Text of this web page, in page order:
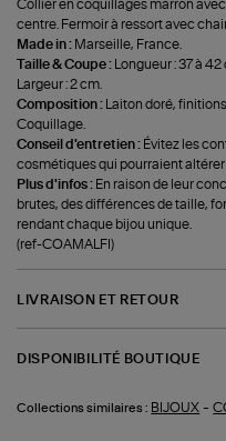
Collier en coquillages marron
centre. Fermoir à ressort avec
Made in : Marseille, France.
Taille & Coupe :
Longueur : 37 à 42
Largeur : 2 cm.
Composition :
Laiton doré,
Coquillage.
Conseil d'entretien : Évitez les
cosmétiques qui pourraient altérer
Plus d'infos : En raison de leur
brutes, des différences de taille,
rendant chaque bijou unique.
(ref-COAMALFI)
LIVRAISON ET RETOUR
DISPONIBILITÉ BOUTIQUE
Collections similaires : BIJOUX -